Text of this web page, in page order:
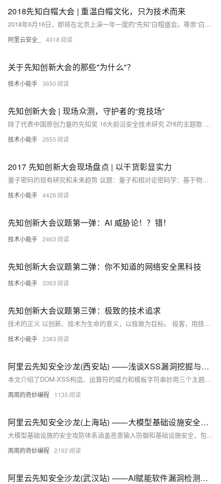
2018先知白帽大会 | 重温白帽文化，只为技术而来
2018年6月16日，即将在北京上演一年一度的“先知”白帽盛会。尊崇“白帽文化”，我们带来的是一场真正属于“白帽子”的技术大赏。 12位安全领域的佼佼者，聚焦“攻与防”的技术践行。通过「安全技术成果」和「实战经验」分享，在场的每一个人都将收获满满。
阿里云安全_ 4018
关于先知创新大会的那些"为什么"？
技术小能手 3650
先知创新大会 | 现场众测，守护者的“竞技场”
除了代表中国原创力量的先知奖 16大前沿安全技术研究 ZHI的主题歌 先知创新大会 还有一个人气爆满的现场福利 与陌陌SRC联手的 线下众测赛！ 跟着安全君 一起回顾现场盛况吧。 什么是现场众测？ 先知平台通过线上、线下等多个渠道招募技术优秀、测试经验丰富的白帽子，在创新大会现场设立专门的众测区域，让他们从线上走到线下，现场公布测试范围，进行为期两天的现场安全测试和漏洞挖掘，挖到漏洞后提交到先知平台，当场进行漏洞审核和确认。
技术小能手 2655
2017 先知创新大会现场盘点 | 以干货彰显实力
量子密码的现有研究和未来趋势 议题：量子和相对论密码学：基于物理原理的信息安全 演讲嘉宾：施尧耘 阿里云首席量子技术科学家，之江实验室副主任 “大型量子计算机出现后，目前广泛使用的公钥密码系统都不安全了。
技术小能手 4426
先知创新大会议题第一弹：AI 威胁论！？错！
技术小能手 2463
先知创新大会议题第二弹：你不知道的网络安全黑科技
技术小能手 3363
先知创新大会议题第三弹：极致的技术追求
技术的正义 以创新、技术为生命的意义，以极致为目标。 极客，用技术作为武器的战斗在尖端技术的前线。 2017 先知创新大会， 以技术之名，以极致致敬， 不接受平庸和陈旧的安全人。
技术小能手 2383
阿里云先知安全沙龙(西安站) ——浅谈XSS漏洞挖掘与构造思路
本文介绍了DOM-XSS构造、运算符的威力和模板字符串妙用三个主题。通过多个实例图解，详细展示了如何利用DOM特性构造XSS攻击、JavaScript运算符在代码中的巧妙应用，以及模板字符串在开发中的灵活运用。这些内容对提升Web安全意识和编程技巧具有重要参考价值。
周周的奇妙编程 1135
阿里云先知安全沙龙(上海站) ——大模型基础设施安全攻防
大模型基础设施的安全攻防体系涵盖恶意输入防御和基础设施安全，包括框架、三方库、插件、平台、模型和系统安全。关键漏洞如CVE-2023-6019（Ray框架命令注入）、CVE-2024-5480（PyTorch分布式RPC）及llama.cpp中的多个漏洞，强调了代码安全性的重要性。模型文件安全方面，需防范pickle反序列化等风险，建议使用Safetensors格式。相关实践包括构建供应链漏洞库、智能化漏洞分析和深度检测，确保全方位防护。
周周的奇妙编程 2192
阿里云先知安全沙龙(武汉站) ——AI赋能软件漏洞检测，机遇, 挑战与展望